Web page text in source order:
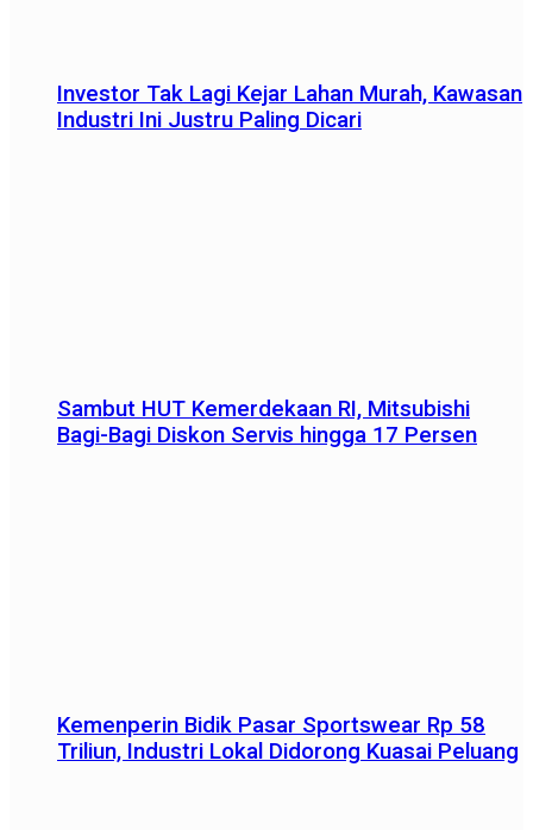
Investor Tak Lagi Kejar Lahan Murah, Kawasan
Industri Ini Justru Paling Dicari
Sambut HUT Kemerdekaan RI, Mitsubishi
Bagi-Bagi Diskon Servis hingga 17 Persen
Kemenperin Bidik Pasar Sportswear Rp 58
Triliun, Industri Lokal Didorong Kuasai Peluang